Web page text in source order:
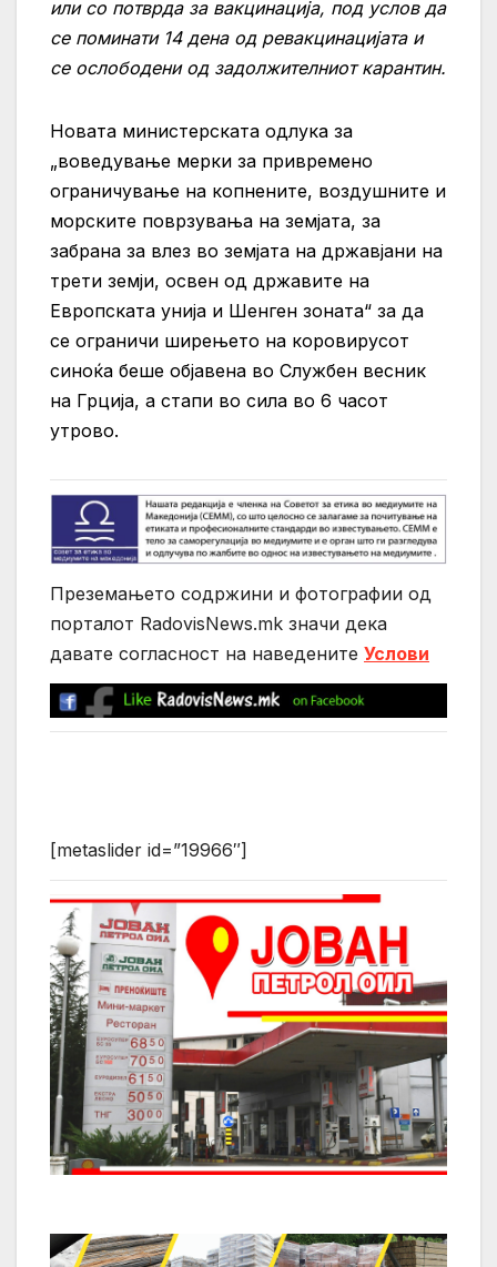
или со потврда за вакцинација, под услов да
се поминати 14 дена од ревакцинацијата и
се ослободени од задолжителниот карантин.
Новата министерската одлука за
„воведување мерки за привремено
ограничување на копнените, воздушните и
морските поврзувања на земјата, за
забрана за влез во земјата на државјани на
трети земји, освен од државите на
Европската унија и Шенген зоната“ за да
се ограничи ширењето на коровирусот
синоќа беше објавена во Службен весник
на Грција, а стапи во сила во 6 часот
утрово.
Преземањето содржини и фотографии од
порталот RadovisNews.mk значи дека
давате согласност на нaведените Услови
[metaslider id=”19966″]